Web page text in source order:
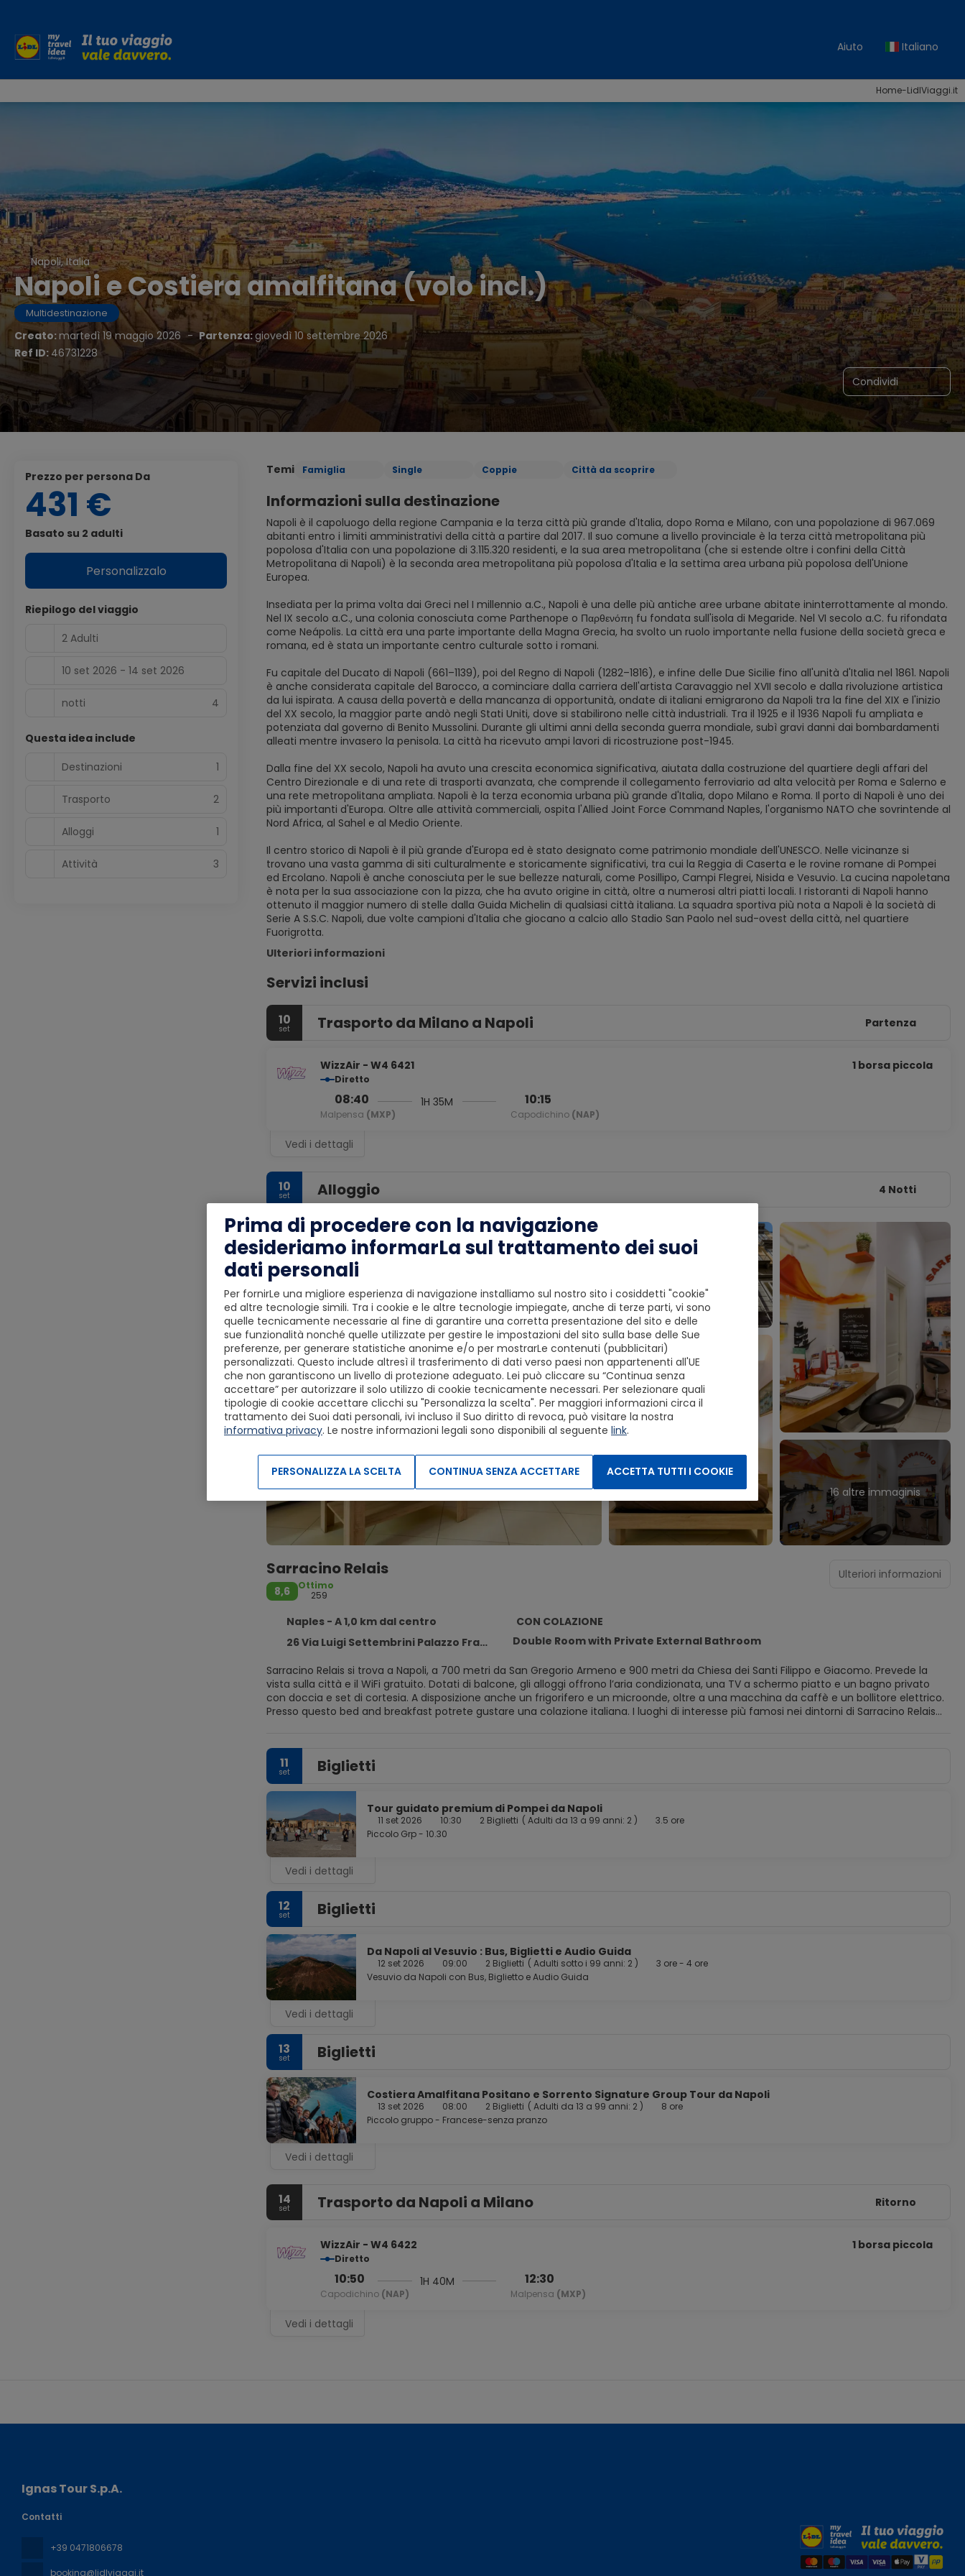
Aiuto Italiano
Home-LidlViaggi.it
Napoli, Italia
Napoli e Costiera amalfitana (volo incl.)
Multidestinazione
Creato: martedì 19 maggio 2026 - Partenza:giovedì 10 settembre 2026
Ref ID: 46731228
Condividi
Temi Famiglia Single Coppie Città da scoprire
Informazioni sulla destinazione
Napoli è il capoluogo della regione Campania e la terza città più grande d'Italia, dopo Roma e Milano, con una popolazione di 967.069
abitanti entro i limiti amministrativi della città a partire dal 2017. Il suo comune a livello provinciale è la terza città metropolitana più
popolosa d'Italia con una popolazione di 3.115.320 residenti, e la sua area metropolitana (che si estende oltre i confini della Città
Metropolitana di Napoli) è la seconda area metropolitana più popolosa d'Italia e la settima area urbana più popolosa dell'Unione
Europea.
Insediata per la prima volta dai Greci nel I millennio a.C., Napoli è una delle più antiche aree urbane abitate ininterrottamente al mondo.
Nel IX secolo a.C., una colonia conosciuta come Parthenope o Παρθενόπη fu fondata sull'isola di Megaride. Nel VI secolo a.C. fu rifondata
come Neápolis. La città era una parte importante della Magna Grecia, ha svolto un ruolo importante nella fusione della società greca e
romana, ed è stata un importante centro culturale sotto i romani.
Fu capitale del Ducato di Napoli (661–1139), poi del Regno di Napoli (1282–1816), e infine delle Due Sicilie fino all'unità d'Italia nel 1861. Napoli
è anche considerata capitale del Barocco, a cominciare dalla carriera dell'artista Caravaggio nel XVII secolo e dalla rivoluzione artistica
da lui ispirata. A causa della povertà e della mancanza di opportunità, ondate di italiani emigrarono da Napoli tra la fine del XIX e l'inizio
del XX secolo, la maggior parte andò negli Stati Uniti, dove si stabilirono nelle città industriali. Tra il 1925 e il 1936 Napoli fu ampliata e
potenziata dal governo di Benito Mussolini. Durante gli ultimi anni della seconda guerra mondiale, subì gravi danni dai bombardamenti
alleati mentre invasero la penisola. La città ha ricevuto ampi lavori di ricostruzione post-1945.
Dalla fine del XX secolo, Napoli ha avuto una crescita economica significativa, aiutata dalla costruzione del quartiere degli affari del
Centro Direzionale e di una rete di trasporti avanzata, che comprende il collegamento ferroviario ad alta velocità per Roma e Salerno e
una rete metropolitana ampliata. Napoli è la terza economia urbana più grande d'Italia, dopo Milano e Roma. Il porto di Napoli è uno dei
più importanti d'Europa. Oltre alle attività commerciali, ospita l'Allied Joint Force Command Naples, l'organismo NATO che sovrintende al
Nord Africa, al Sahel e al Medio Oriente.
Il centro storico di Napoli è il più grande d'Europa ed è stato designato come patrimonio mondiale dell'UNESCO. Nelle vicinanze si
trovano una vasta gamma di siti culturalmente e storicamente significativi, tra cui la Reggia di Caserta e le rovine romane di Pompei
ed Ercolano. Napoli è anche conosciuta per le sue bellezze naturali, come Posillipo, Campi Flegrei, Nisida e Vesuvio. La cucina napoletana
è nota per la sua associazione con la pizza, che ha avuto origine in città, oltre a numerosi altri piatti locali. I ristoranti di Napoli hanno
ottenuto il maggior numero di stelle dalla Guida Michelin di qualsiasi città italiana. La squadra sportiva più nota a Napoli è la società di
Serie A S.S.C. Napoli, due volte campioni d'Italia che giocano a calcio allo Stadio San Paolo nel sud-ovest della città, nel quartiere
Fuorigrotta.
Ulteriori informazioni
Servizi inclusi
10
set Trasporto da Milano a Napoli Partenza
WizzAir - W4 6421
Diretto
08:40
Malpensa (MXP)
1H 35M 10:15
Capodichino (NAP)
1 borsa piccola
Vedi i dettagli
10
set Alloggio 4 Notti
16 altre immaginis
Sarracino Relais
8,6
Ottimo
259
Naples - A 1,0 km dal centro
CON COLAZIONE
26 Via Luigi Settembrini Palazzo Framarino - 1°piano, Naples 80138
Double Room with Private External Bathroom
Sarracino Relais si trova a Napoli, a 700 metri da San Gregorio Armeno e 900 metri da Chiesa dei Santi Filippo e Giacomo. Prevede la
vista sulla città e il WiFi gratuito. Dotati di balcone, gli alloggi offrono l’aria condizionata, una TV a schermo piatto e un bagno privato
con doccia e set di cortesia. A disposizione anche un frigorifero e un microonde, oltre a una macchina da caffè e un bollitore elettrico.
Presso questo bed and breakfast potrete gustare una colazione italiana. I luoghi di interesse più famosi nei dintorni di Sarracino Relais
Ulteriori informazioni
11
set Biglietti
Tour guidato premium di Pompei da Napoli
11 set 2026 10:30 2 Biglietti ( Adulti da 13 a 99 anni: 2 )
3.5 ore
Piccolo Grp - 10.30
Vedi i dettagli
12
set Biglietti
Da Napoli al Vesuvio : Bus, Biglietti e Audio Guida
12 set 2026 09:00 2 Biglietti ( Adulti sotto i 99 anni: 2 )
3 ore - 4 ore
Vesuvio da Napoli con Bus, Biglietto e Audio Guida
Vedi i dettagli
13
set Biglietti
Costiera Amalfitana Positano e Sorrento Signature Group Tour da Napoli
13 set 2026 08:00 2 Biglietti ( Adulti da 13 a 99 anni: 2 )
8 ore
Piccolo gruppo - Francese-senza pranzo
Vedi i dettagli
14
set Trasporto da Napoli a Milano Ritorno
WizzAir - W4 6422
Diretto
10:50
Capodichino (NAP)
1H 40M 12:30
Malpensa (MXP)
1 borsa piccola
Vedi i dettagli
Prezzo per persona Da
431 €
Basato su 2 adulti
Personalizzalo
Riepilogo del viaggio
2 Adulti
10 set 2026 - 14 set 2026
notti 4
Questa idea include
Destinazioni
1
Trasporto 2
Alloggi 1
Attività 3
Ignas Tour S.p.A.
Contatti
+39 0471806678
booking@lidlviaggi.it
Prima di procedere con la navigazione
desideriamo informarLa sul trattamento dei suoi
dati personali
Per fornirLe una migliore esperienza di navigazione installiamo sul nostro sito i cosiddetti "cookie"
ed altre tecnologie simili. Tra i cookie e le altre tecnologie impiegate, anche di terze parti, vi sono
quelle tecnicamente necessarie al fine di garantire una corretta presentazione del sito e delle
sue funzionalità nonché quelle utilizzate per gestire le impostazioni del sito sulla base delle Sue
preferenze, per generare statistiche anonime e/o per mostrarLe contenuti (pubblicitari)
personalizzati. Questo include altresì il trasferimento di dati verso paesi non appartenenti all'UE
che non garantiscono un livello di protezione adeguato. Lei può cliccare su “Continua senza
accettare” per autorizzare il solo utilizzo di cookie tecnicamente necessari. Per selezionare quali
tipologie di cookie accettare clicchi su "Personalizza la scelta". Per maggiori informazioni circa il
trattamento dei Suoi dati personali, ivi incluso il Suo diritto di revoca, può visitare la nostra
informativa privacy. Le nostre informazioni legali sono disponibili al seguente link.
ACCETTA TUTTI I COOKIE
CONTINUA SENZA ACCETTARE
PERSONALIZZA LA SCELTA